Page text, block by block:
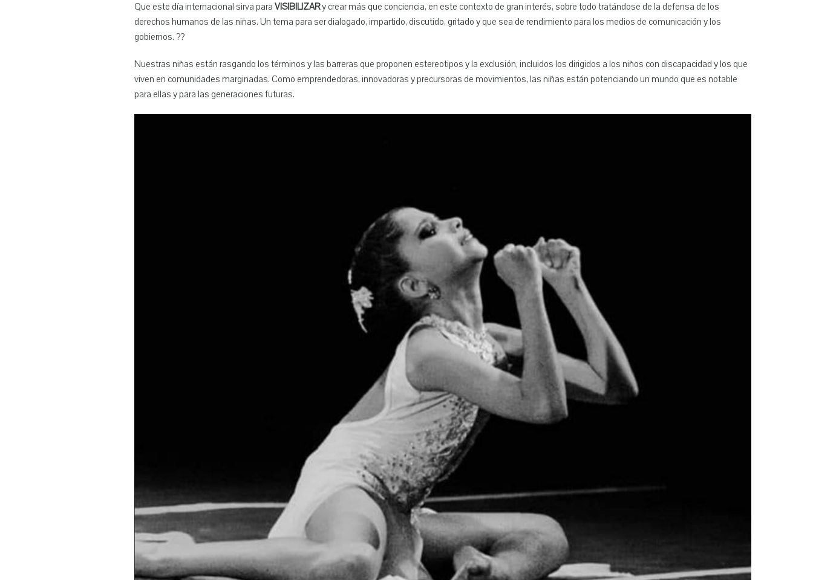
Que este día internacional sirva para VISIBILIZARy crear más que conciencia, en este contexto de gran interés, sobre todo tratándose de la defensa de los
derechos humanos de las niñas. Un tema para ser dialogado, impartido, discutido, gritado y que sea de rendimiento para los medios de comunicación y los
gobiernos. ??
Nuestras niñas están rasgando los términos y las barreras que proponen estereotipos y la exclusión, incluidos los dirigidos a los niños con discapacidad y los que
viven en comunidades marginadas. Como emprendedoras, innovadoras y precursoras de movimientos, las niñas están potenciando un mundo que es notable
para ellas y para las generaciones futuras.